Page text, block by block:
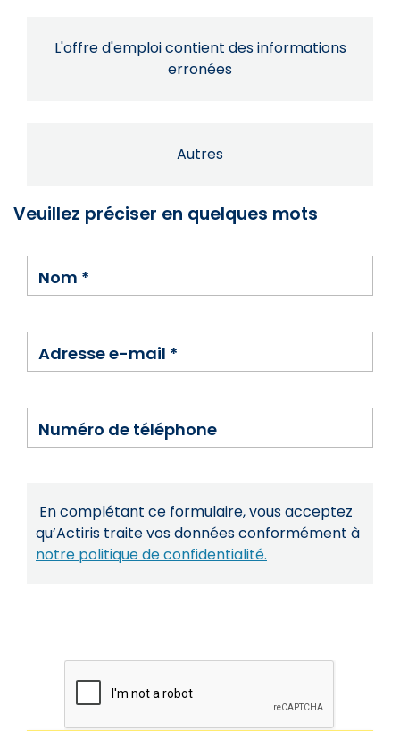
L'offre d'emploi contient des informations
erronées
Autres
Veuillez préciser en quelques mots
Nom *
Adresse e-mail *
Numéro de téléphone
En complétant ce formulaire, vous acceptez
qu’Actiris traite vos données conformément à
notre politique de confidentialité.